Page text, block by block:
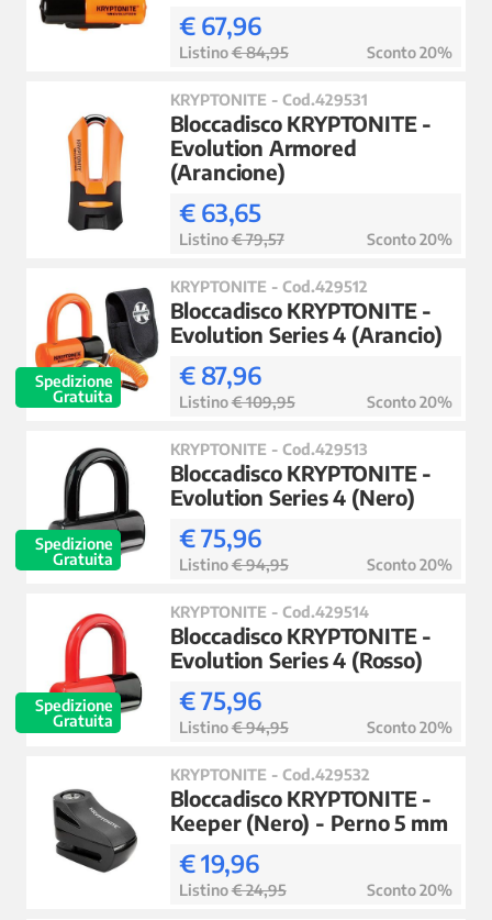
€ 67,96
Listino€ 84,95 Sconto 20%
KRYPTONITE - Cod.429531
Bloccadisco KRYPTONITE -
Evolution Armored
(Arancione)
€ 63,65
Listino€ 79,57 Sconto 20%
Spedizione
Gratuita
KRYPTONITE - Cod.429512
Bloccadisco KRYPTONITE -
Evolution Series 4 (Arancio)
€ 87,96
Listino€ 109,95 Sconto 20%
Spedizione
Gratuita
KRYPTONITE - Cod.429513
Bloccadisco KRYPTONITE -
Evolution Series 4 (Nero)
€ 75,96
Listino€ 94,95 Sconto 20%
Spedizione
Gratuita
KRYPTONITE - Cod.429514
Bloccadisco KRYPTONITE -
Evolution Series 4 (Rosso)
€ 75,96
Listino€ 94,95 Sconto 20%
KRYPTONITE - Cod.429532
Bloccadisco KRYPTONITE -
Keeper (Nero) - Perno 5 mm
€ 19,96
Listino€ 24,95 Sconto 20%